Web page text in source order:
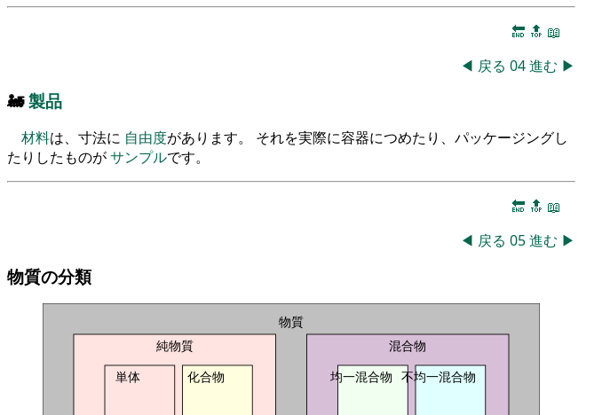
🔚 🔝 📖
◀ 戻る 04進む ▶
🚂製品
材料は、寸法に 自由度があります。 それを実際に容器につめたり、パッケージングし
たりしたものがサンプルです。
🔚 🔝 📖
◀ 戻る 05進む ▶
物質の分類
物質
純物質
単体
化合物
混合物
均一混合物 不均一混合物